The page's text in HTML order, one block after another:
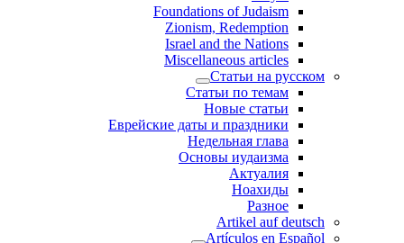
Foundations of Judaism
Zionism, Redemption
Israel and the Nations
Miscellaneous articles
Статьи на русском
Статьи по темам
Новые статьи
Еврейские даты и праздники
Недельная глава
Основы иудаизма
Актуалия
Ноахиды
Разное
Artikel auf deutsch
Artículos en Español